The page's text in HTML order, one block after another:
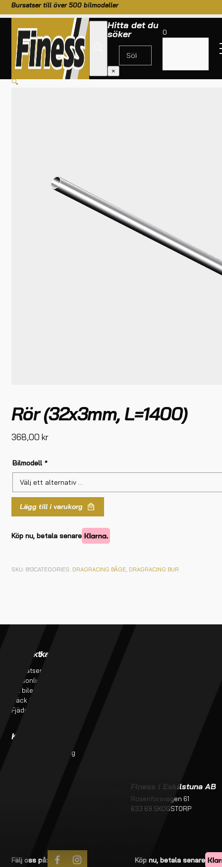
Bursatser till över 500 bilmodeller
Hitta det du
söker
×
0
HEM BURSATSER/DRAGRACING BÅGE RÖR (32X3MM, L=1400)
🔍
Rör (32x3mm, L=1400)
368,00 kr
Bilmodell *
Lägg till i varukorg
Köp nu, betala senare
SKU: 813CATEGORIES: DRAGRACING BÅGE, DRAGRACING BUR
Produktkategorier
Bursatser
Personlig utrustning
Till bilen
Däck & Fälg
Fjädring & service
Kundtjänst
Monteringsanvisning
Finess i Eskilstuna AB
Rosenforsvägen 61
633 69 SKOGSTORP
Fälj oss på: Köp nu, betala senare